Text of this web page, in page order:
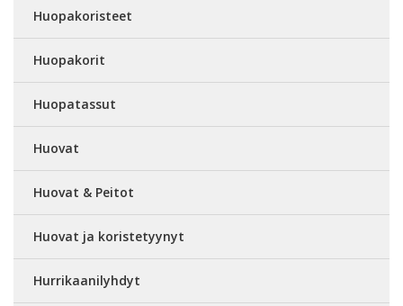
Huopakoristeet
Huopakorit
Huopatassut
Huovat
Huovat & Peitot
Huovat ja koristetyynyt
Hurrikaanilyhdyt